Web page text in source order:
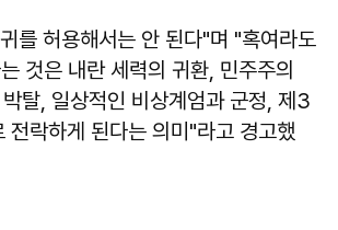
를 허용해서는 안 된다"며 "혹여라도
것은 내란 세력의 귀환, 민주주의
탈, 일상적인 비상계엄과 군정, 제3
전락하게 된다는 의미"라고 경고했